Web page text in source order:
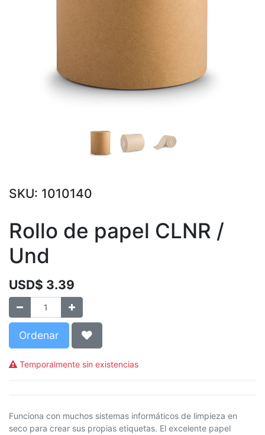
SKU: 1010140
Rollo de papel CLNR /
Und
USD$ 3.39
Ordenar
Temporalmente sin existencias
Funciona con muchos sistemas informáticos de limpieza en
seco para crear sus propias etiquetas. El excelente papel